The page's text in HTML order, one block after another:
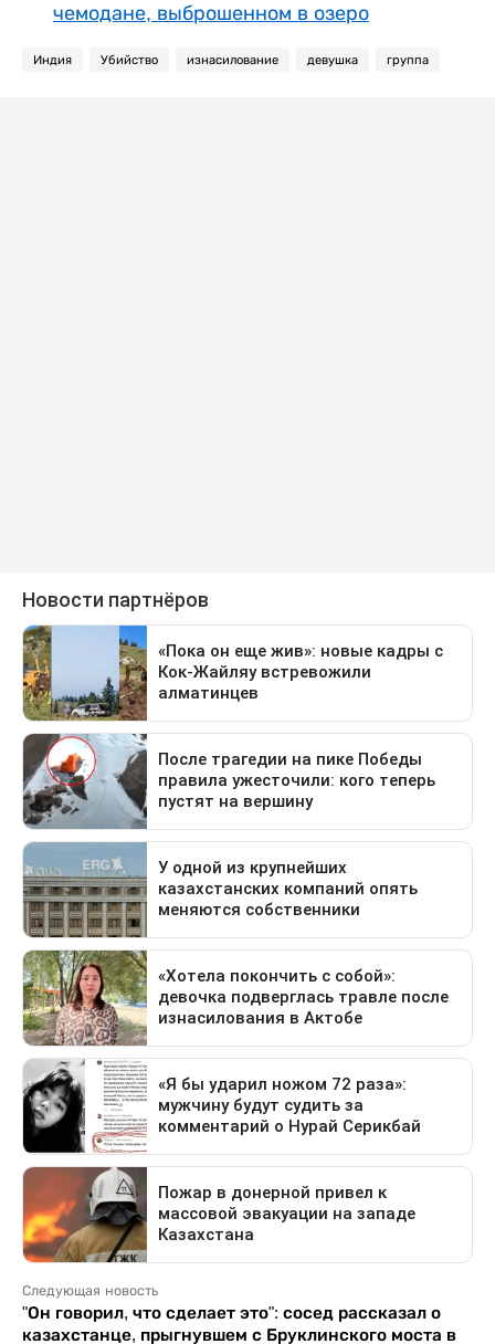
чемодане, выброшенном в озеро
Индия Убийство изнасилование девушка группа
Следующая новость
"Он говорил, что сделает это": сосед рассказал о
казахстанце, прыгнувшем с Бруклинского моста в